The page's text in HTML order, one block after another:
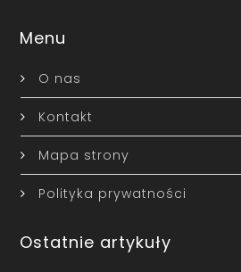
Menu
O nas
Kontakt
Mapa strony
Polityka prywatności
Ostatnie artykuły